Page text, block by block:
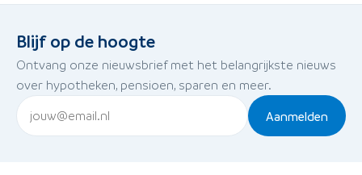
Blijf op de hoogte
Ontvang onze nieuwsbrief met het belangrijkste nieuws
over hypotheken, pensioen, sparen en meer.
Aanmelden